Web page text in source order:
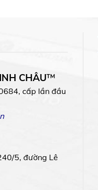
CHÂU™
cấp lần đầu
5, đường Lê